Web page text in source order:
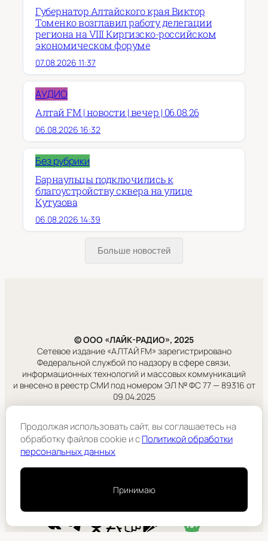
Губернатор Алтайского края Виктор
Томенко возглавил работу делегации
региона на VIII Киргизско-российском
экономическом форуме
07.08.2026 11:37
АУДИО
Алтай FM | новости | вечер | 06.08.26
06.08.2026 16:32
Без рубрики
Барнаульцы подключились к
благоустройству сквера на улице
Кутузова
06.08.2026 14:39
Больше новостей
© ООО «ЛАЙК-РАДИО», 2025
Сетевое издание «АЛТАЙ FM» зарегистрировано
Федеральной службой по надзору в сфере связи,
информационных технологий и массовых коммуникаций
и внесено в реестр СМИ под номером ЭЛ № ФС 77 — 89316 от
09.04.2025
Правовая информация
Учредитель:
ООО «ЛАЙК-РАДИО».
Продолжая использовать сайт, вы соглашаетесь на
обработку файлов cookie и cПолитикой обработки
персональных данных
Принимаю